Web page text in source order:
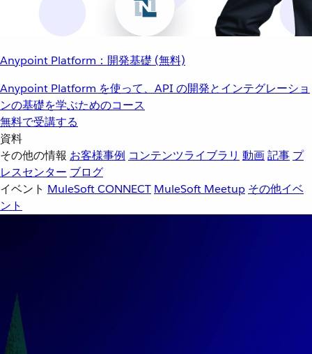
Anypoint Platform：開発基礎 (無料)
Anypoint Platform を使って、API の開発とインテグレーショ
ンの基礎を学ぶためのコース
無料で受講する
資料
その他の情報 お客様事例 コンテンツライブラリ 動画記事 プ
レスセンター ブログ
イベント MuleSoft CONNECT MuleSoft Meetup その他イベ
ント